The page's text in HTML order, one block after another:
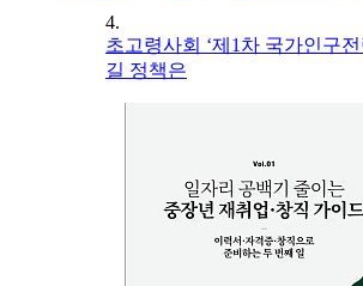
4.
초고령사회 ‘제1차 국가인구
길 정책은